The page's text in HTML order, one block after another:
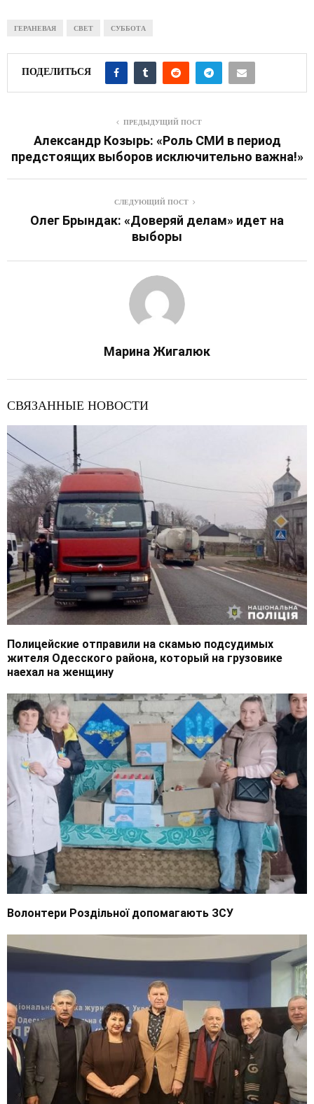
ГЕРАНЕВАЯ СВЕТ СУББОТА
ПОДЕЛИТЬСЯ
ПРЕДЫДУЩИЙ ПОСТ
Александр Козырь: «Роль СМИ в период
предстоящих выборов исключительно важна!»
СЛЕДУЮЩИЙ ПОСТ
Олег Брындак: «Доверяй делам» идет на
выборы
Марина Жигалюк
СВЯЗАННЫЕ НОВОСТИ
Полицейские отправили на скамью подсудимых
жителя Одесского района, который на грузовике
наехал на женщину
Волонтери Роздільної допомагають ЗСУ